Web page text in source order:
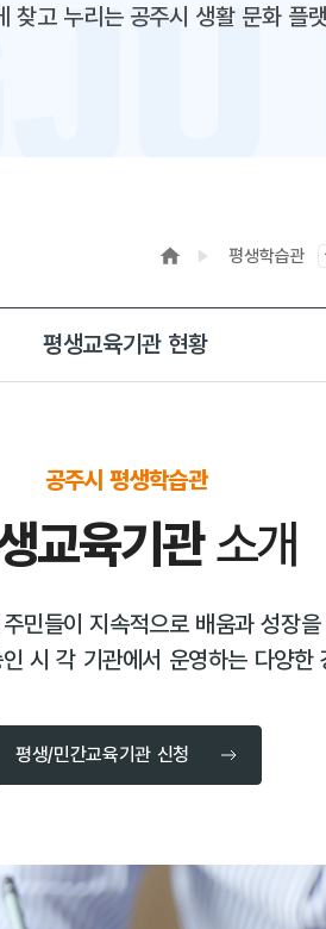
찾고 누리는 공주시 생활 문화 플
평생학습관
평생교육기관 현황
공주시 평생학습관
교육기관소개
민들이 지속적으로 배움과 성장
시 각 기관에서 운영하는 다양
평생/민간교육기관 신청